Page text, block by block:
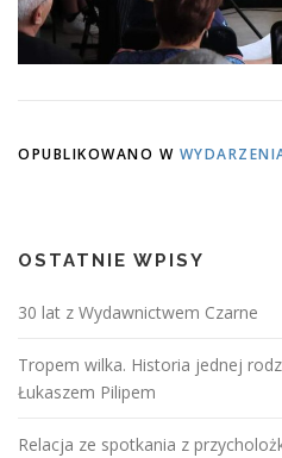
OPUBLIKOWANO W
OSTATNIE WPISY
30 lat z Wydawnictwem Czarne
Tropem wilka. Historia jednej
Łukaszem Pilipem
Relacja ze spotkania z